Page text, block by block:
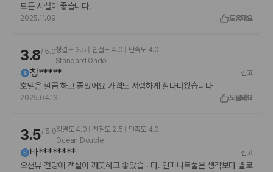
모든 시설이 좋습니다.
2025.11.09 도움돼요
3.8/ 5.0청결도 3.5 | 친절도 4.0 | 만족도 4.0
Standard Ondol
청***** 신고
호텔은 깔끔 하고 좋았어요 가격도 저렴하게 잘다녀왔습니다
2025.04.13 도움돼요
3.5/ 5.0청결도 4.0 | 친절도 2.5 | 만족도 4.0
Ocean Double
바******** 신고
오션뷰 전망에 객실이 깨끗하고 좋았습니다. 인피니트풀은 생각보다 별로